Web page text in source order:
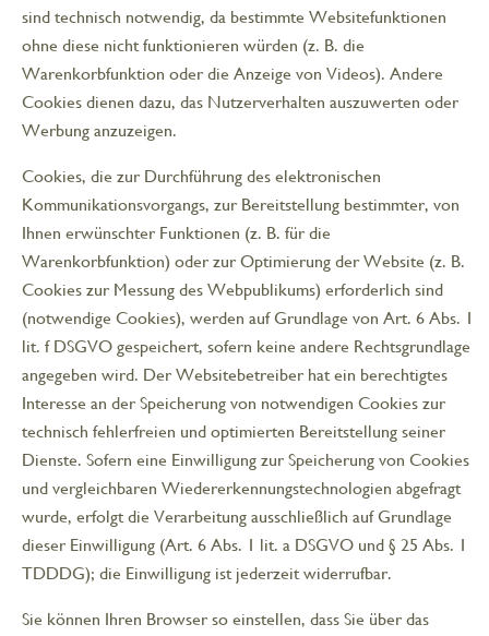
sind technisch notwendig, da bestimmte Websitefunktionen
ohne diese nicht funktionieren würden (z. B. die
Warenkorbfunktion oder die Anzeige von Videos). Andere
Cookies dienen dazu, das Nutzerverhalten auszuwerten oder
Werbung anzuzeigen.
Cookies, die zur Durchführung des elektronischen
Kommunikationsvorgangs, zur Bereitstellung bestimmter, von
Ihnen erwünschter Funktionen (z. B. für die
Warenkorbfunktion) oder zur Optimierung der Website (z. B.
Cookies zur Messung des Webpublikums) erforderlich sind
(notwendige Cookies), werden auf Grundlage von Art. 6 Abs. 1
lit. f DSGVO gespeichert, sofern keine andere Rechtsgrundlage
angegeben wird. Der Websitebetreiber hat ein berechtigtes
Interesse an der Speicherung von notwendigen Cookies zur
technisch fehlerfreien und optimierten Bereitstellung seiner
Dienste. Sofern eine Einwilligung zur Speicherung von Cookies
und vergleichbaren Wiedererkennungstechnologien abgefragt
wurde, erfolgt die Verarbeitung ausschließlich auf Grundlage
dieser Einwilligung (Art. 6 Abs. 1 lit. a DSGVO und § 25 Abs. 1
TDDDG); die Einwilligung ist jederzeit widerrufbar.
Sie können Ihren Browser so einstellen, dass Sie über das